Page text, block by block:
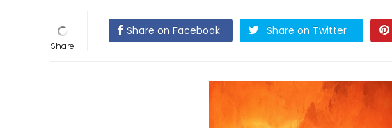
Share on Facebook Share on Twitter